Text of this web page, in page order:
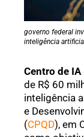
governo federal
inteligência
Centro de IA
de R$ 60
inteligência
e
(CPQD), em